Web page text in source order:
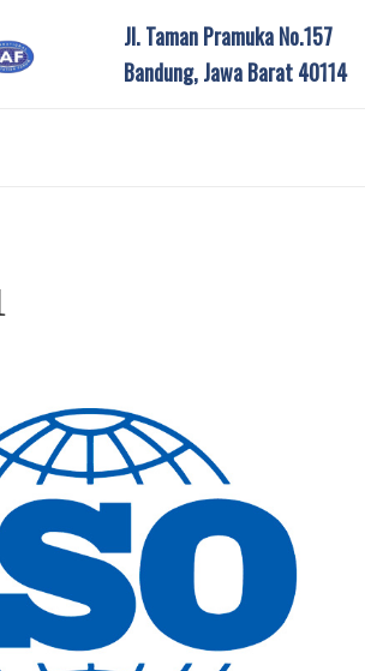
Jl. Taman Pramuka No.157
Bandung, Jawa Barat 40114